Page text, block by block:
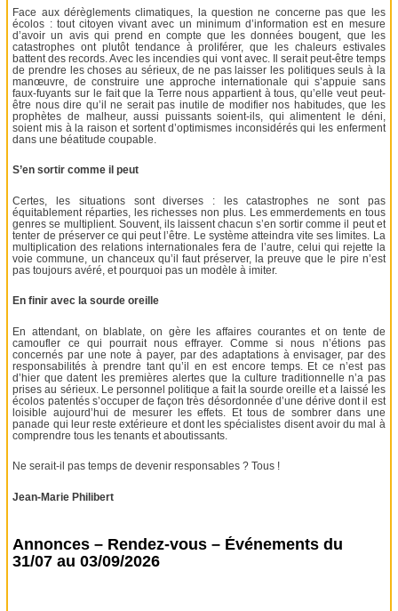
Face aux dérèglements climatiques, la question ne concerne pas que les
écolos : tout citoyen vivant avec un minimum d’information est en mesure
d’avoir un avis qui prend en compte que les données bougent, que les
catastrophes ont plutôt tendance à proliférer, que les chaleurs estivales
battent des records. Avec les incendies qui vont avec. Il serait peut-être temps
de prendre les choses au sérieux, de ne pas laisser les politiques seuls à la
manœuvre, de construire une approche internationale qui s’appuie sans
faux-fuyants sur le fait que la Terre nous appartient à tous, qu’elle veut peut-
être nous dire qu’il ne serait pas inutile de modifier nos habitudes, que les
prophètes de malheur, aussi puissants soient-ils, qui alimentent le déni,
soient mis à la raison et sortent d’optimismes inconsidérés qui les enferment
dans une béatitude coupable.
S’en sortir comme il peut
Certes, les situations sont diverses : les catastrophes ne sont pas
équitablement réparties, les richesses non plus. Les emmerdements en tous
genres se multiplient. Souvent, ils laissent chacun s’en sortir comme il peut et
tenter de préserver ce qui peut l’être. Le système atteindra vite ses limites. La
multiplication des relations internationales fera de l’autre, celui qui rejette la
voie commune, un chanceux qu’il faut préserver, la preuve que le pire n’est
pas toujours avéré, et pourquoi pas un modèle à imiter.
En finir avec la sourde oreille
En attendant, on blablate, on gère les affaires courantes et on tente de
camoufler ce qui pourrait nous effrayer. Comme si nous n’étions pas
concernés par une note à payer, par des adaptations à envisager, par des
responsabilités à prendre tant qu’il en est encore temps. Et ce n’est pas
d’hier que datent les premières alertes que la culture traditionnelle n’a pas
prises au sérieux. Le personnel politique a fait la sourde oreille et a laissé les
écolos patentés s’occuper de façon très désordonnée d’une dérive dont il est
loisible aujourd’hui de mesurer les effets. Et tous de sombrer dans une
panade qui leur reste extérieure et dont les spécialistes disent avoir du mal à
comprendre tous les tenants et aboutissants.
Ne serait-il pas temps de devenir responsables ? Tous !
Jean-Marie Philibert
Annonces – Rendez-vous – Événements du
31/07 au 03/09/2026